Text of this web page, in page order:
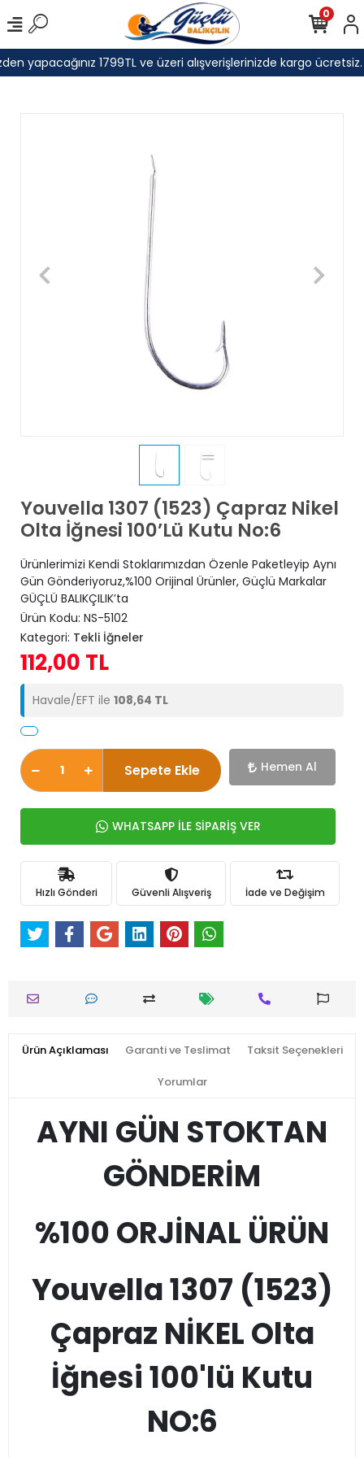
yapacağınız 1799TL ve üzeri alışverişlerinizde kargo ücretsiz.
0
Youvella 1307 (1523) Çapraz Nikel
Olta İğnesi 100’Lü Kutu No:6
Ürünlerimizi Kendi Stoklarımızdan Özenle Paketleyip Aynı
Gün Gönderiyoruz,%100 Orijinal Ürünler, Güçlü Markalar
GÜÇLÜ BALIKÇILIK’ta
Ürün Kodu: NS-5102
Kategori: Tekli İğneler
112,00 TL
Havale/EFT ile 108,64 TL
Sepete Ekle Hemen Al
WHATSAPP İLE SİPARİŞ VER
Hızlı Gönderi Güvenli Alışveriş İade ve Değişim
Ürün Açıklaması Garanti ve Teslimat Taksit Seçenekleri
Yorumlar
AYNI GÜN STOKTAN
GÖNDERİM
%100 ORJİNAL ÜRÜN
Youvella 1307 (1523)
Çapraz NİKEL Olta
İğnesi 100'lü Kutu
NO:6